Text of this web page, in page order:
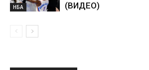
НБА
(ВИДЕО)